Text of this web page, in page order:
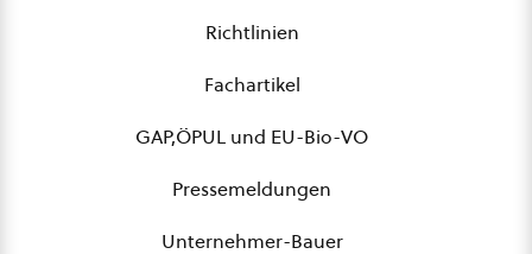
Richtlinien
Fachartikel
GAP,ÖPUL und EU-Bio-VO
Pressemeldungen
Unternehmer-Bauer